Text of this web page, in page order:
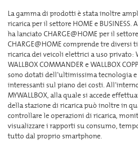
La gamma di prodotti è stata inoltre
ricarica per il settore HOME e
ha lanciato CHARGE@HOME per il
CHARGE@HOME comprende tre diversi
ricarica dei veicoli elettrici a uso privato:
WALLBOX COMMANDER e WALLBOX
sono dotati dell’ultimissima tecnologia
interessanti sul piano dei costi.
MYWALLBOX, alla quale si accede
della stazione di ricarica può inoltre in
controllare le operazioni di ricarica,
visualizzare i rapporti su consumo,
tutto dal proprio smartphone.